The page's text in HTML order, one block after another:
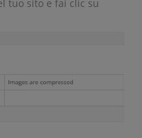
tuo sito e fai clic su